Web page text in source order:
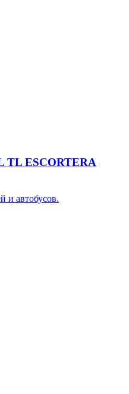
TL ESCORTERA
и автобусов.